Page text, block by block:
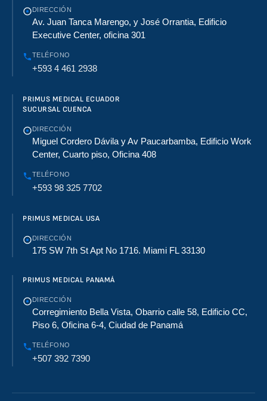
DIRECCIÓN
Av. Juan Tanca Marengo, y José Orrantia, Edificio
Executive Center, oficina 301
TELÉFONO
+593 4 461 2938
PRIMUS MEDICAL ECUADOR
SUCURSAL CUENCA
DIRECCIÓN
Miguel Cordero Dávila y Av Paucarbamba, Edificio Work
Center, Cuarto piso, Oficina 408
TELÉFONO
+593 98 325 7702
PRIMUS MEDICAL USA
DIRECCIÓN
175 SW 7th St Apt No 1716. Miami FL 33130
PRIMUS MEDICAL PANAMÁ
DIRECCIÓN
Corregimiento Bella Vista, Obarrio calle 58, Edificio CC,
Piso 6, Oficina 6-4, Ciudad de Panamá
TELÉFONO
+507 392 7390